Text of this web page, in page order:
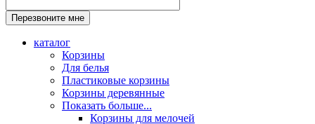
каталог
Корзины
Для белья
Пластиковые корзины
Корзины деревянные
Показать больше...
Корзины для мелочей